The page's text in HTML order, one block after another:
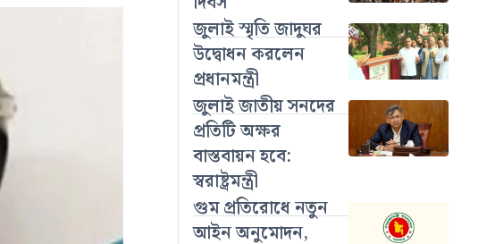
জুলাই স্মৃতি জাদুঘর
উদ্বোধন করলেন
প্রধানমন্ত্রী
জুলাই জাতীয় সনদের
প্রতিটি অক্ষর
বাস্তবায়ন হবে:
স্বরাষ্ট্রমন্ত্রী
গুম প্রতিরোধে নতুন
আইন অনুমোদন,